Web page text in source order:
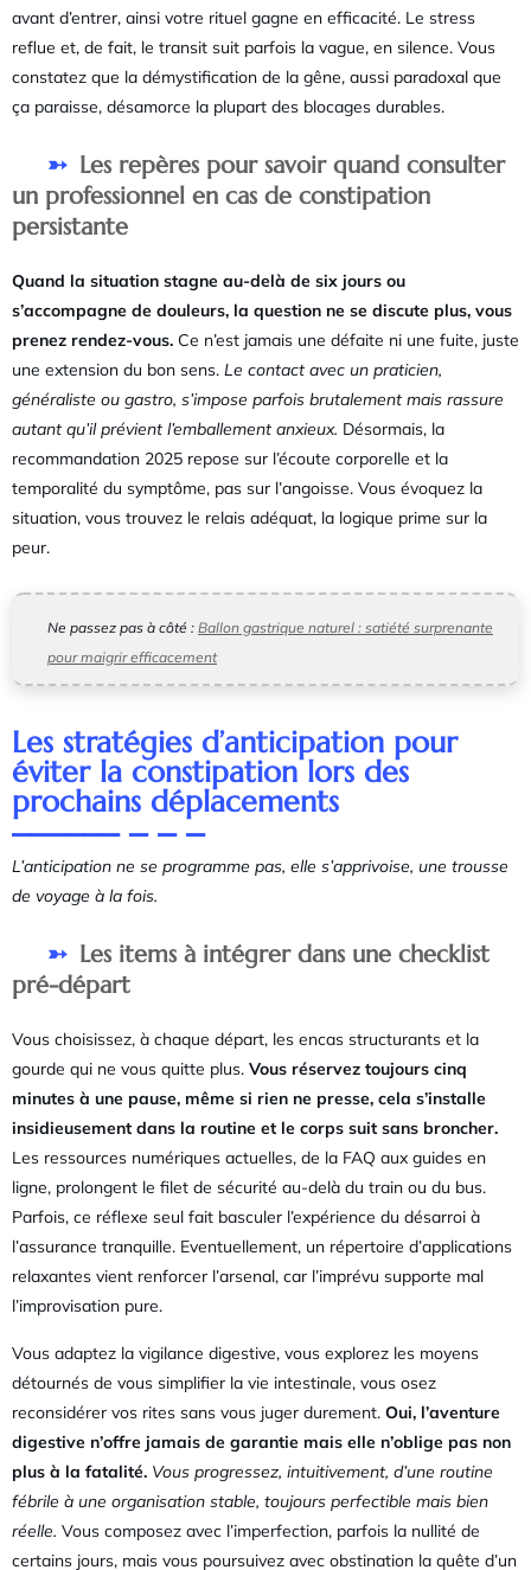
avant d’entrer, ainsi votre rituel gagne en efficacité. Le stress
reflue et, de fait, le transit suit parfois la vague, en silence. Vous
constatez que la démystification de la gêne, aussi paradoxal que
ça paraisse, désamorce la plupart des blocages durables.
Les repères pour savoir quand consulter
un professionnel en cas de constipation
persistante
Quand la situation stagne au-delà de six jours ou
s’accompagne de douleurs, la question ne se discute plus, vous
prenez rendez-vous. Ce n’est jamais une défaite ni une fuite, juste
une extension du bon sens. Le contact avec un praticien,
généraliste ou gastro, s’impose parfois brutalement mais rassure
autant qu’il prévient l’emballement anxieux. Désormais, la
recommandation 2025 repose sur l’écoute corporelle et la
temporalité du symptôme, pas sur l’angoisse. Vous évoquez la
situation, vous trouvez le relais adéquat, la logique prime sur la
peur.
Ne passez pas à côté : Ballon gastrique naturel : satiété surprenante
pour maigrir efficacement
Les stratégies d’anticipation pour
éviter la constipation lors des
prochains déplacements
L’anticipation ne se programme pas, elle s’apprivoise, une trousse
de voyage à la fois.
Les items à intégrer dans une checklist
pré-départ
Vous choisissez, à chaque départ, les encas structurants et la
gourde qui ne vous quitte plus. Vous réservez toujours cinq
minutes à une pause, même si rien ne presse, cela s’installe
insidieusement dans la routine et le corps suit sans broncher.
Les ressources numériques actuelles, de la FAQ aux guides en
ligne, prolongent le filet de sécurité au-delà du train ou du bus.
Parfois, ce réflexe seul fait basculer l’expérience du désarroi à
l’assurance tranquille. Eventuellement, un répertoire d’applications
relaxantes vient renforcer l’arsenal, car l’imprévu supporte mal
l’improvisation pure.
Vous adaptez la vigilance digestive, vous explorez les moyens
détournés de vous simplifier la vie intestinale, vous osez
reconsidérer vos rites sans vous juger durement. Oui, l’aventure
digestive n’offre jamais de garantie mais elle n’oblige pas non
plus à la fatalité. Vous progressez, intuitivement, d’une routine
fébrile à une organisation stable, toujours perfectible mais bien
réelle. Vous composez avec l’imperfection, parfois la nullité de
certains jours, mais vous poursuivez avec obstination la quête d’un